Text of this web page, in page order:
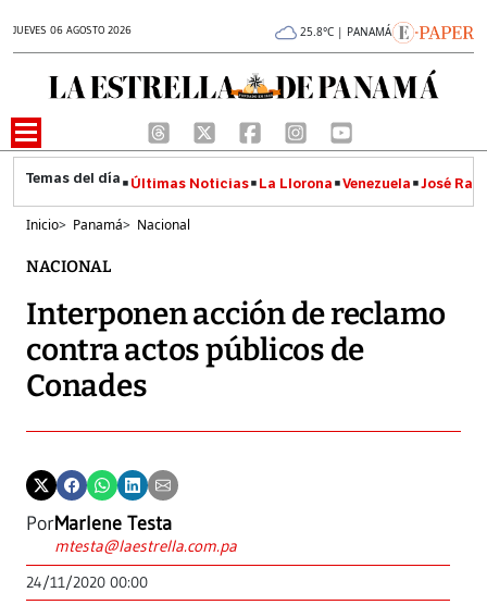
JUEVES 06 AGOSTO 2026 25.8°C | PANAMÁ
Últimas Noticias La Llorona Venezuela José
Inicio> Panamá> Nacional
NACIONAL
Interponen acción de reclamo
contra actos públicos de
Conades
PorMarlene Testa
mtesta@laestrella.com.pa
24/11/2020 00:00